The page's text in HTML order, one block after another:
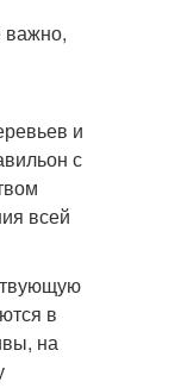
важно,
и
с
всей
в
на